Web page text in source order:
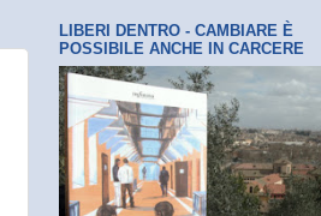
LIBERI DENTRO - CAMBIARE È
POSSIBILE ANCHE IN CARCERE